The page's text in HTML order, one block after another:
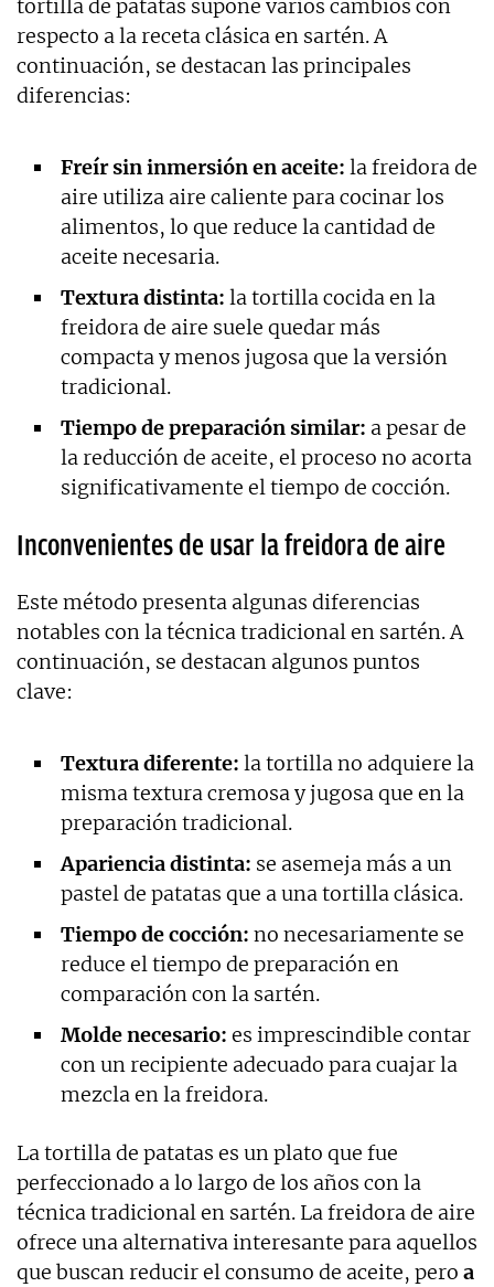
tortilla de patatas supone varios cambios con
respecto a la receta clásica en sartén. A
continuación, se destacan las principales
diferencias:
Freír sin inmersión en aceite: la freidora de
aire utiliza aire caliente para cocinar los
alimentos, lo que reduce la cantidad de
aceite necesaria.
Textura distinta: la tortilla cocida en la
freidora de aire suele quedar más
compacta y menos jugosa que la versión
tradicional.
Tiempo de preparación similar: a pesar de
la reducción de aceite, el proceso no acorta
significativamente el tiempo de cocción.
Inconvenientes de usar la freidora de aire
Este método presenta algunas diferencias
notables con la técnica tradicional en sartén. A
continuación, se destacan algunos puntos
clave:
Textura diferente: la tortilla no adquiere la
misma textura cremosa y jugosa que en la
preparación tradicional.
Apariencia distinta: se asemeja más a un
pastel de patatas que a una tortilla clásica.
Tiempo de cocción: no necesariamente se
reduce el tiempo de preparación en
comparación con la sartén.
Molde necesario: es imprescindible contar
con un recipiente adecuado para cuajar la
mezcla en la freidora.
La tortilla de patatas es un plato que fue
perfeccionado a lo largo de los años con la
técnica tradicional en sartén. La freidora de aire
ofrece una alternativa interesante para aquellos
que buscan reducir el consumo de aceite, pero a